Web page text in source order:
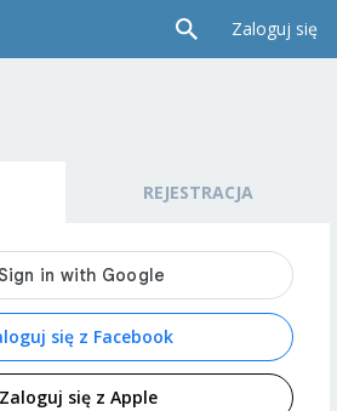
Zaloguj się
REJESTRACJA
się z Facebook
Zaloguj się z Apple